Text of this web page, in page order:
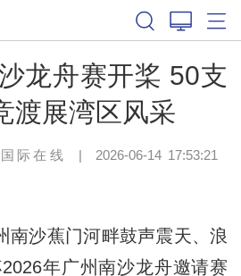
龙舟赛开桨 50支
渡展湾区风采
际在线 | 2026-06-14 17:53:21
沙蕉门河畔鼓声震天、浪
年广州南沙龙舟邀请赛